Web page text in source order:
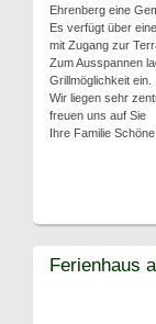
Ehrenberg eine
Es verfügt über
mit Zugang zur
Zum Ausspannen
Grillmöglichkeit ein.
Wir liegen sehr
freuen uns auf Sie
Ihre Familie Schöne
Ferienhaus